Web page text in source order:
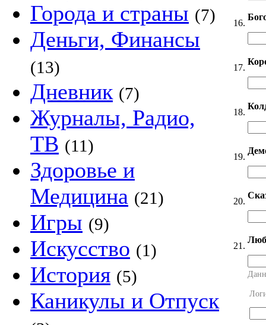
Города и страны (7)
Деньги, Финансы
(13)
Дневник (7)
Журналы, Радио,
ТВ (11)
Здоровье и
Медицина (21)
Игры (9)
Искусство (1)
История (5)
Каникулы и Отпуск
16.
17.
18.
19.
20.
21.